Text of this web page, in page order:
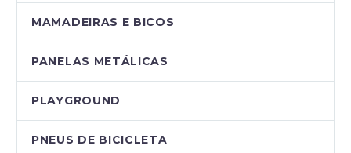
MAMADEIRAS E BICOS
PANELAS METÁLICAS
PLAYGROUND
PNEUS DE BICICLETA